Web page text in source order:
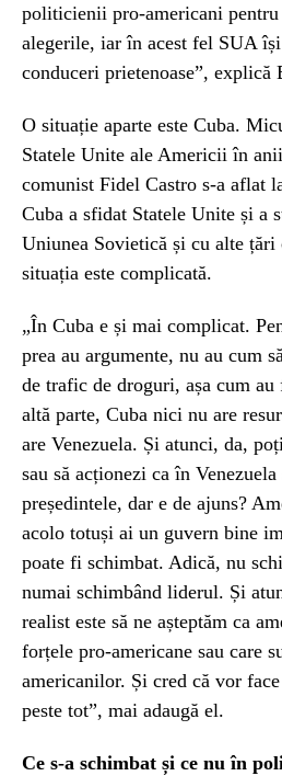
politicienii pro-americani pentru
alegerile, iar în acest fel SUA
conduceri prietenoase”, explică
O situație aparte este Cuba.
Statele Unite ale Americii în
comunist Fidel Castro s-a aflat
Cuba a sfidat Statele Unite și a
Uniunea Sovietică și cu alte țări
situația este complicată.
„În Cuba e și mai complicat.
prea au argumente, nu au cum
de trafic de droguri, așa cum
altă parte, Cuba nici nu are
are Venezuela. Și atunci, da,
sau să acționezi ca în
președintele, dar e de ajuns?
acolo totuși ai un guvern bine
poate fi schimbat. Adică, nu
numai schimbând liderul. Și
realist este să ne așteptăm ca
forțele pro-americane sau care
americanilor. Și cred că vor
peste tot”, mai adaugă el.
Ce s-a schimbat și ce nu în